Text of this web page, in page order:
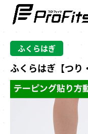
NEWS一覧
プロ･フィッツ®とは
ふくらはぎ
ふくらはぎ【つり